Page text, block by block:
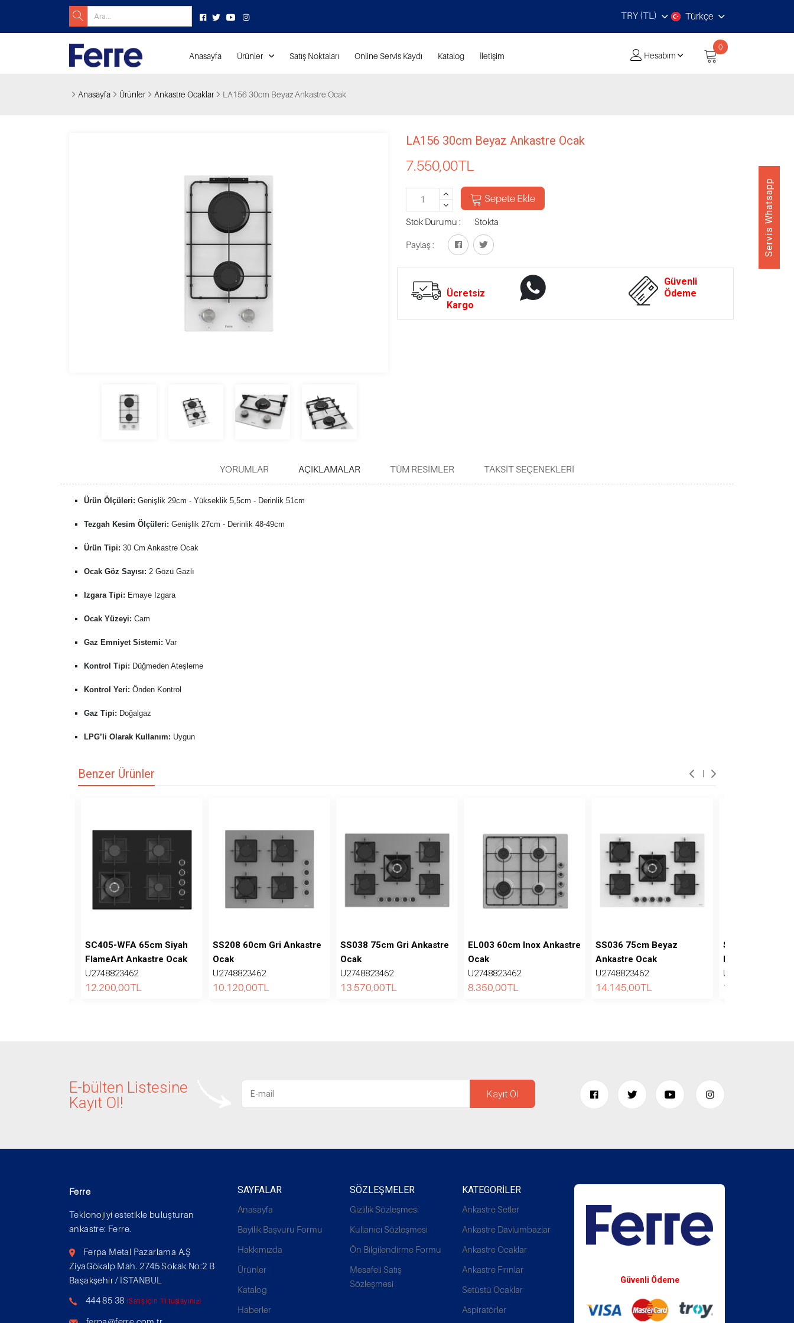
TRY (TL) Türkçe
Anasayfa Ürünler Satış Noktaları Online Servis Kaydı Katalog İletişim Hesabım
0
Anasayfa Ürünler Ankastre Ocaklar LA156 30cm Beyaz Ankastre Ocak
LA156 30cm Beyaz Ankastre Ocak
7.550,00TL
Sepete Ekle
Stok Durumu : Stokta
Paylaş :
Ücretsiz
Kargo
Güvenli
Ödeme
YORUMLAR AÇIKLAMALAR TÜM RESIMLER TAKSIT SEÇENEKLERI
Ürün Ölçüleri: Genişlik 29cm - Yükseklik 5,5cm - Derinlik 51cm
Tezgah Kesim Ölçüleri: Genişlik 27cm - Derinlik 48-49cm
Ürün Tipi: 30 Cm Ankastre Ocak
Ocak Göz Sayısı: 2 Gözü Gazlı
Izgara Tipi: Emaye Izgara
Ocak Yüzeyi: Cam
Gaz Emniyet Sistemi: Var
Kontrol Tipi: Düğmeden Ateşleme
Kontrol Yeri: Önden Kontrol
Gaz Tipi: Doğalgaz
LPG’li Olarak Kullanım: Uygun
Benzer Ürünler
SC405-WFA 65cm Siyah
FlameArt Ankastre Ocak
U2748823462
12.200,00TL
SS208 60cm Gri Ankastre
Ocak
U2748823462
10.120,00TL
SS038 75cm Gri Ankastre
Ocak
U2748823462
13.570,00TL
EL003 60cm Inox Ankastre
Ocak
U2748823462
8.350,00TL
SS036 75cm Beyaz
Ankastre Ocak
U2748823462
14.145,00TL
SC206-FA
FlameArt
U2748823462
11.150,00
E-bülten Listesine
Kayıt Ol!
Kayıt Ol
Ferre
Teklonojiyi estetikle buluşturan
ankastre: Ferre.
Ferpa Metal Pazarlama A.Ş
ZiyaGökalp Mah. 2745 Sokak No:2 B
Başakşehir / İSTANBUL
444 85 38 (Satış için 1'i tuşlayınız)
SAYFALAR
Anasayfa
Bayilik Başvuru Formu
Hakkımızda
Ürünler
Katalog
Haberler
SÖZLEŞMELER
Gizlilik Sözleşmesi
Kullanıcı Sözleşmesi
Ön Bilgilendirme Formu
Mesafeli Satış
Sözleşmesi
KATEGORILER
Ankastre Setler
Ankastre Davlumbazlar
Ankastre Ocaklar
Ankastre Fırınlar
Setüstü Ocaklar
Aspiratörler
Güvenli Ödeme
Servis Whatsapp